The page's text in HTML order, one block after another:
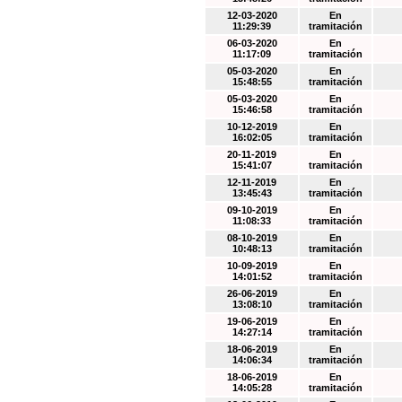
12-03-2020
11:29:39
En
tramitación
06-03-2020
11:17:09
En
tramitación
05-03-2020
15:48:55
En
tramitación
05-03-2020
15:46:58
En
tramitación
10-12-2019
16:02:05
En
tramitación
20-11-2019
15:41:07
En
tramitación
12-11-2019
13:45:43
En
tramitación
09-10-2019
11:08:33
En
tramitación
08-10-2019
10:48:13
En
tramitación
10-09-2019
14:01:52
En
tramitación
26-06-2019
13:08:10
En
tramitación
19-06-2019
14:27:14
En
tramitación
18-06-2019
14:06:34
En
tramitación
18-06-2019
14:05:28
En
tramitación